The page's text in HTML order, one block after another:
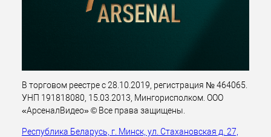
В торговом реестре с 28.10.2019, регистрация № 464065.
УНП 191818080, 15.03.2013, Мингорисполком. ООО
«АрсеналВидео» © Все права защищены.
Республика Беларусь, г. Минск, ул. Стахановская д. 27,